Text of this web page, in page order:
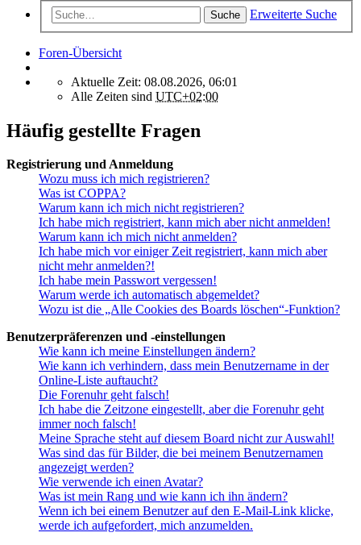
Suche Erweiterte Suche
Foren-Übersicht
Aktuelle Zeit: 08.08.2026, 06:01
Alle Zeiten sind UTC+02:00
Häufig gestellte Fragen
Registrierung und Anmeldung
Wozu muss ich mich registrieren?
Was ist COPPA?
Warum kann ich mich nicht registrieren?
Ich habe mich registriert, kann mich aber nicht anmelden!
Warum kann ich mich nicht anmelden?
Ich habe mich vor einiger Zeit registriert, kann mich aber
nicht mehr anmelden?!
Ich habe mein Passwort vergessen!
Warum werde ich automatisch abgemeldet?
Wozu ist die „Alle Cookies des Boards löschen“-Funktion?
Benutzerpräferenzen und -einstellungen
Wie kann ich meine Einstellungen ändern?
Wie kann ich verhindern, dass mein Benutzername in der
Online-Liste auftaucht?
Die Forenuhr geht falsch!
Ich habe die Zeitzone eingestellt, aber die Forenuhr geht
immer noch falsch!
Meine Sprache steht auf diesem Board nicht zur Auswahl!
Was sind das für Bilder, die bei meinem Benutzernamen
angezeigt werden?
Wie verwende ich einen Avatar?
Was ist mein Rang und wie kann ich ihn ändern?
Wenn ich bei einem Benutzer auf den E-Mail-Link klicke,
werde ich aufgefordert, mich anzumelden.